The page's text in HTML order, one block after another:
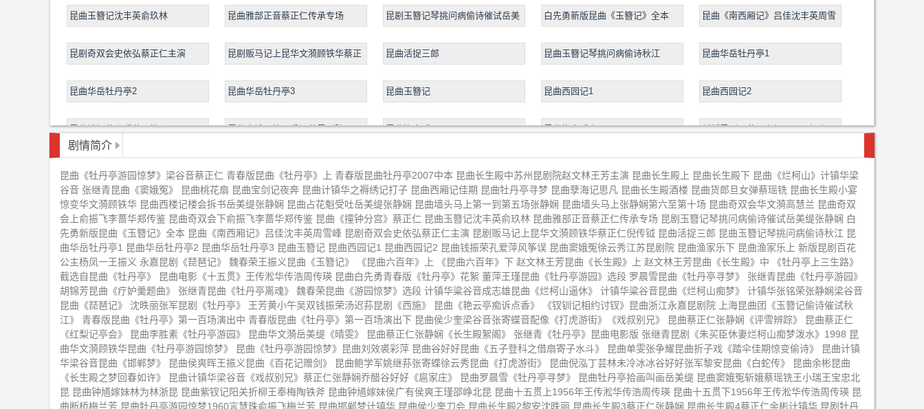
昆曲玉簪记沈丰英俞玖林 昆曲雅部正音蔡正仁传承专场
昆剧玉簪记琴挑问病偷诗催试岳美
白先勇新版昆曲《玉簪记》全本
昆曲《南西厢记》吕佳沈丰英周雪
昆剧奇双会史依弘蔡正仁主演
昆剧贩马记上昆华文漪顾铁华蔡正
昆曲活捉三郎 昆曲玉簪记琴挑问病偷诗秋江 昆曲华岳牡丹亭1
昆曲华岳牡丹亭2 昆曲华岳牡丹亭3 昆曲玉簪记 昆曲西园记1 昆曲西园记2
昆曲钱振荣孔爱萍风筝误 昆曲窦娥冤徐云秀江苏昆剧院 昆曲渔家乐下 昆曲渔家乐上 新版昆剧百花公主杨凤一王振义
赵文林王芳昆曲《长生殿》中
《牡丹亭上三生路》截选自昆曲
《牡丹亭》
昆曲电影《十五贯》王传淞华传浩
周传瑛
昆曲白先勇青春版《牡丹亭》花絮 董萍王瑾昆曲《牡丹亭游园》选段
罗晨雪昆曲《牡丹亭寻梦》 张继青昆曲《牡丹亭游园》 胡锦芳昆曲《疗妒羹题曲》 张继青昆曲《牡丹亭离魂》 魏春荣昆曲《游园惊梦》选段
计镇华粱谷音成志雄昆曲《烂柯山
逼休》
计镇华粱谷音昆曲《烂柯山痴梦》
计镇华张铭荣张静娴梁谷音昆曲
《琵琶记》
沈昳丽张军昆剧《牡丹亭》
王芳黄小午吴双钱振荣汤迟荪昆剧
《西施》
昆曲《艳云亭痴诉点香》
《钗钏记相约讨钗》昆曲浙江永嘉
昆剧院
上海昆曲团《玉簪记偷诗催试秋
江》
青春版昆曲《牡丹亭》第一百场演
出中
青春版昆曲《牡丹亭》第一百场演
出下
昆曲侯少奎梁谷音张寄蝶音配像
《打虎游街》《戏叔别兄》
昆曲蔡正仁张静娴《评雪辨踪》 昆曲蔡正仁《红梨记亭会》 昆曲李胜素《牡丹亭游园》 昆曲华文漪岳美缇《晴雯》
昆曲蔡正仁张静娴《长生殿絮阁》 张继青《牡丹亭》昆曲电影版
张继青昆剧《朱买臣休妻烂柯山痴
昆曲华文漪顾铁华昆曲《牡丹亭游
昆曲《牡丹亭游园惊梦》昆曲刘效
剧情简介
昆曲《牡丹亭游园惊梦》梁谷音蔡正仁 青春版昆曲《牡丹亭》上 青春版昆曲牡丹亭2007中本 昆曲长生殿中苏州昆剧院赵文林王芳主演 昆曲长生殿上 昆曲长生殿下 昆曲《烂柯山》计镇华梁
谷音 张继青昆曲《窦娥冤》 昆曲桃花扇 昆曲宝剑记夜奔 昆曲计镇华之褥绣记打子 昆曲西厢记佳期 昆曲牡丹亭寻梦 昆曲孽海记思凡 昆曲长生殿酒楼 昆曲货郎旦女弹蔡瑶铣 昆曲长生殿小宴
惊变华文漪顾铁华 昆曲西楼记楼会拆书岳美缇张静娴 昆曲占花魁受吐岳美缇张静娴 昆曲墙头马上第一到第五场张静娴 昆曲墙头马上张静娴第六至第十场 昆曲奇双会华文漪高慧兰 昆曲奇双
会上俞振飞李蔷华郑传鉴 昆曲奇双会下俞振飞李蔷华郑传鉴 昆曲《撞钟分宫》蔡正仁 昆曲玉簪记沈丰英俞玖林 昆曲雅部正音蔡正仁传承专场 昆剧玉簪记琴挑问病偷诗催试岳美缇张静娴 白
先勇新版昆曲《玉簪记》全本 昆曲《南西厢记》吕佳沈丰英周雪峰 昆剧奇双会史依弘蔡正仁主演 昆剧贩马记上昆华文漪顾铁华蔡正仁倪传钺 昆曲活捉三郎 昆曲玉簪记琴挑问病偷诗秋江 昆
曲华岳牡丹亭1 昆曲华岳牡丹亭2 昆曲华岳牡丹亭3 昆曲玉簪记 昆曲西园记1 昆曲西园记2 昆曲钱振荣孔爱萍风筝误 昆曲窦娥冤徐云秀江苏昆剧院 昆曲渔家乐下 昆曲渔家乐上 新版昆剧百花
公主杨凤一王振义 永嘉昆剧《琵琶记》 魏春荣王振义昆曲《玉簪记》 《昆曲六百年》上 《昆曲六百年》下 赵文林王芳昆曲《长生殿》上 赵文林王芳昆曲《长生殿》中 《牡丹亭上三生路》
截选自昆曲《牡丹亭》 昆曲电影《十五贯》王传淞华传浩周传瑛 昆曲白先勇青春版《牡丹亭》花絮 董萍王瑾昆曲《牡丹亭游园》选段 罗晨雪昆曲《牡丹亭寻梦》 张继青昆曲《牡丹亭游园》
胡锦芳昆曲《疗妒羹题曲》 张继青昆曲《牡丹亭离魂》 魏春荣昆曲《游园惊梦》选段 计镇华粱谷音成志雄昆曲《烂柯山逼休》 计镇华粱谷音昆曲《烂柯山痴梦》 计镇华张铭荣张静娴梁谷音
昆曲《琵琶记》 沈昳丽张军昆剧《牡丹亭》 王芳黄小午吴双钱振荣汤迟荪昆剧《西施》 昆曲《艳云亭痴诉点香》 《钗钏记相约讨钗》昆曲浙江永嘉昆剧院 上海昆曲团《玉簪记偷诗催试秋
江》 青春版昆曲《牡丹亭》第一百场演出中 青春版昆曲《牡丹亭》第一百场演出下 昆曲侯少奎梁谷音张寄蝶音配像《打虎游街》《戏叔别兄》 昆曲蔡正仁张静娴《评雪辨踪》 昆曲蔡正仁
《红梨记亭会》 昆曲李胜素《牡丹亭游园》 昆曲华文漪岳美缇《晴雯》 昆曲蔡正仁张静娴《长生殿絮阁》 张继青《牡丹亭》昆曲电影版 张继青昆剧《朱买臣休妻烂柯山痴梦泼水》1998 昆
曲华文漪顾铁华昆曲《牡丹亭游园惊梦》 昆曲《牡丹亭游园惊梦》昆曲刘效裘彩萍 昆曲谷好好昆曲《五子登科之借扇寄子水斗》 昆曲单雯张争耀昆曲折子戏《踏伞佳期惊变偷诗》 昆曲计镇
华梁谷音昆曲《邯郸梦》 昆曲侯爽晖王振义昆曲《百花记赠剑》 昆曲鲍学军姚继荪张寄蝶徐云秀昆曲《打虎游街》 昆曲倪泓丁芸林未冷冰冰谷好好张军黎安昆曲《白蛇传》 昆曲余彬昆曲
《长生殿之梦回春如许》 昆曲计镇华梁谷音《戏叔别兄》蔡正仁张静娴乔醋谷好好《扈家庄》 昆曲罗晨雪《牡丹亭寻梦》 昆曲牡丹亭拾画叫画岳美缇 昆曲窦娥冤斩娥蔡瑶铣王小瑞王宝忠北
昆 昆曲钟馗嫁妹林为林浙昆 昆曲紫钗记阳关折柳王奉梅陶铁斧 昆曲钟馗嫁妹侯广有侯爽王瑾邵峥北昆 昆曲十五贯上1956年王传淞华传浩周传瑛 昆曲十五贯下1956年王传淞华传浩周传瑛 昆
曲断桥梅兰芳 昆曲牡丹亭游园惊梦1960言慧珠俞振飞梅兰芳 昆曲邯郸梦计镇华 昆曲侯少奎刀会 昆曲长生殿2黎安沈昳丽 昆曲长生殿3蔡正仁张静娴 昆曲长生殿4蔡正仁余彬计镇华 昆剧牡丹